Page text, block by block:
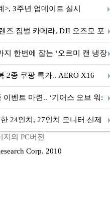
3주년 업데이트 실시
즈 짐벌 카메라, DJI 오즈모 포
한번에 잡는 ‘오르미 캔 냉장
2종 쿠팡 특가.. AERO X16
이벤트 마련.. ‘기어스 오브 워:
24인치, 27인치 모니터 신제
지의 PC버전
Corp. 2010